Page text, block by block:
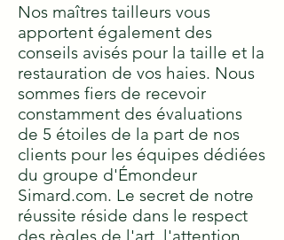
Nos maîtres tailleurs vous
apportent également des
conseils avisés pour la taille et la
restauration de vos haies. Nous
sommes fiers de recevoir
constamment des évaluations
de 5 étoiles de la part de nos
clients pour les équipes dédiées
du groupe d'Émondeur
Simard.com. Le secret de notre
réussite réside dans le respect
des règles de l'art, l'attention